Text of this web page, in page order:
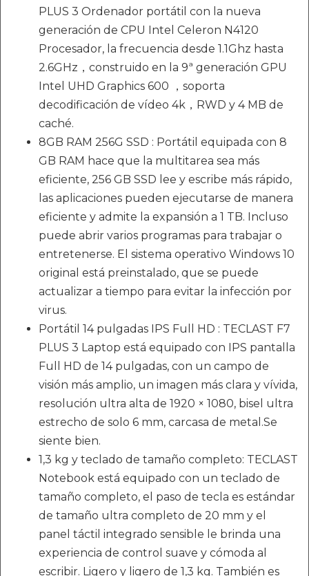
PLUS 3 Ordenador portátil con la nueva
generación de CPU Intel Celeron N4120
Procesador, la frecuencia desde 1.1Ghz hasta
2.6GHz，construido en la 9ª generación GPU
Intel UHD Graphics 600 ，soporta
decodificación de vídeo 4k，RWD y 4 MB de
caché.
8GB RAM 256G SSD : Portátil equipada con 8
GB RAM hace que la multitarea sea más
eficiente, 256 GB SSD lee y escribe más rápido,
las aplicaciones pueden ejecutarse de manera
eficiente y admite la expansión a 1 TB. Incluso
puede abrir varios programas para trabajar o
entretenerse. El sistema operativo Windows 10
original está preinstalado, que se puede
actualizar a tiempo para evitar la infección por
virus.
Portátil 14 pulgadas IPS Full HD : TECLAST F7
PLUS 3 Laptop está equipado con IPS pantalla
Full HD de 14 pulgadas, con un campo de
visión más amplio, un imagen más clara y vívida,
resolución ultra alta de 1920 × 1080, bisel ultra
estrecho de solo 6 mm, carcasa de metal.Se
siente bien.
1,3 kg y teclado de tamaño completo: TECLAST
Notebook está equipado con un teclado de
tamaño completo, el paso de tecla es estándar
de tamaño ultra completo de 20 mm y el
panel táctil integrado sensible le brinda una
experiencia de control suave y cómoda al
escribir. Ligero y ligero de 1,3 kg. También es